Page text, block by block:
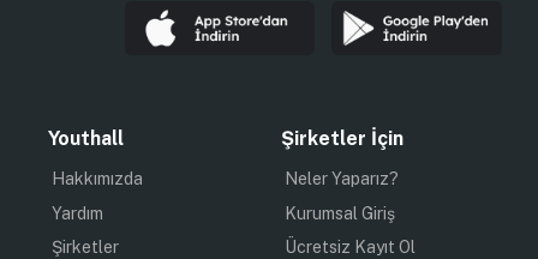
Youthall
Hakkımızda
Yardım
Şirketler
Şirketler İçin
Neler Yaparız?
Kurumsal Giriş
Ücretsiz Kayıt Ol